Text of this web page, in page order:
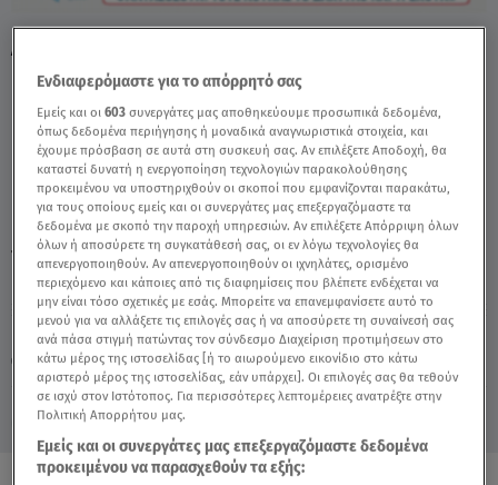
Παρασκευή 7 Αυγούστου 2026
03.07.26, 11:38 CELEBRITIES & GOSSIP ΝΕΑ
Λόλα Νταϊφά: Η Πιο Δύσκολη Στιγμή Στην
Καριέρα Της - Video
TAGS: ΛΟΛΑ ΝΤΑΪΦΑ BREAKFAST@STAR
Ενδιαφερόμαστε για το απόρρητό σας
Εμείς και οι603 συνεργάτες μας αποθηκεύουμε προσωπικά δεδομένα,
όπως δεδομένα περιήγησης ή μοναδικά αναγνωριστικά στοιχεία, και
έχουμε πρόσβαση σε αυτά στη συσκευή σας. Αν επιλέξετε Αποδοχή, θα
καταστεί δυνατή η ενεργοποίηση τεχνολογιών παρακολούθησης
προκειμένου να υποστηριχθούν οι σκοποί που εμφανίζονται παρακάτω,
για τους οποίους εμείς και οι συνεργάτες μας επεξεργαζόμαστε τα
δεδομένα με σκοπό την παροχή υπηρεσιών. Αν επιλέξετε Απόρριψη όλων
όλων ή αποσύρετε τη συγκατάθεσή σας, οι εν λόγω τεχνολογίες θα
απενεργοποιηθούν. Αν απενεργοποιηθούν οι ιχνηλάτες, ορισμένο
περιεχόμενο και κάποιες από τις διαφημίσεις που βλέπετε ενδέχεται να
μην είναι τόσο σχετικές με εσάς. Μπορείτε να επανεμφανίσετε αυτό το
μενού για να αλλάξετε τις επιλογές σας ή να αποσύρετε τη συναίνεσή σας
ανά πάσα στιγμή πατώντας τον σύνδεσμο Διαχείριση προτιμήσεων στο
κάτω μέρος της ιστοσελίδας [ή το αιωρούμενο εικονίδιο στο κάτω
αριστερό μέρος της ιστοσελίδας, εάν υπάρχει]. Οι επιλογές σας θα τεθούν
σε ισχύ στον Ιστότοπος. Για περισσότερες λεπτομέρειες ανατρέξτε στην
Πολιτική Απορρήτου μας.
Εμείς και οι συνεργάτες μας επεξεργαζόμαστε δεδομένα
προκειμένου να παρασχεθούν τα εξής: